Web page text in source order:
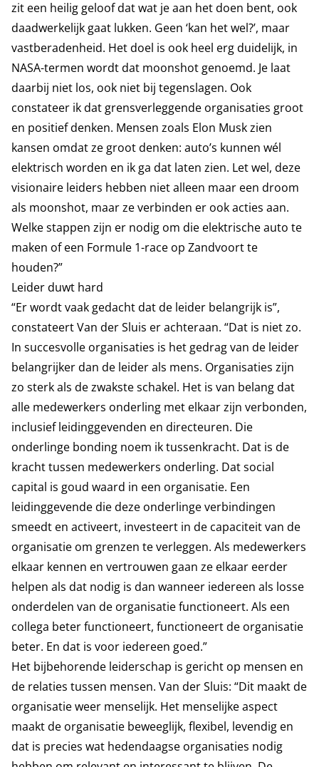
zit een heilig geloof dat wat je aan het doen bent, ook
daadwerkelijk gaat lukken. Geen ‘kan het wel?’, maar
vastberadenheid. Het doel is ook heel erg duidelijk, in
NASA-termen wordt dat moonshot genoemd. Je laat
daarbij niet los, ook niet bij tegenslagen. Ook
constateer ik dat grensverleggende organisaties groot
en positief denken. Mensen zoals Elon Musk zien
kansen omdat ze groot denken: auto’s kunnen wél
elektrisch worden en ik ga dat laten zien. Let wel, deze
visionaire leiders hebben niet alleen maar een droom
als moonshot, maar ze verbinden er ook acties aan.
Welke stappen zijn er nodig om die elektrische auto te
maken of een Formule 1-race op Zandvoort te
houden?”
Leider duwt hard
“Er wordt vaak gedacht dat de leider belangrijk is”,
constateert Van der Sluis er achteraan. “Dat is niet zo.
In succesvolle organisaties is het gedrag van de leider
belangrijker dan de leider als mens. Organisaties zijn
zo sterk als de zwakste schakel. Het is van belang dat
alle medewerkers onderling met elkaar zijn verbonden,
inclusief leidinggevenden en directeuren. Die
onderlinge bonding noem ik tussenkracht. Dat is de
kracht tussen medewerkers onderling. Dat social
capital is goud waard in een organisatie. Een
leidinggevende die deze onderlinge verbindingen
smeedt en activeert, investeert in de capaciteit van de
organisatie om grenzen te verleggen. Als medewerkers
elkaar kennen en vertrouwen gaan ze elkaar eerder
helpen als dat nodig is dan wanneer iedereen als losse
onderdelen van de organisatie functioneert. Als een
collega beter functioneert, functioneert de organisatie
beter. En dat is voor iedereen goed.”
Het bijbehorende leiderschap is gericht op mensen en
de relaties tussen mensen. Van der Sluis: “Dit maakt de
organisatie weer menselijk. Het menselijke aspect
maakt de organisatie beweeglijk, flexibel, levendig en
dat is precies wat hedendaagse organisaties nodig